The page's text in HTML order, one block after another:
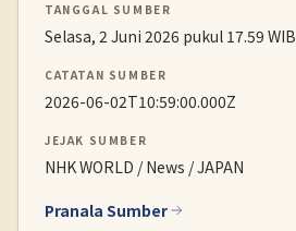
TANGGAL SUMBER
Selasa, 2 Juni 2026 pukul 17.59 WIB
CATATAN SUMBER
2026-06-02T10:59:00.000Z
JEJAK SUMBER
NHK WORLD / News / JAPAN
Pranala Sumber